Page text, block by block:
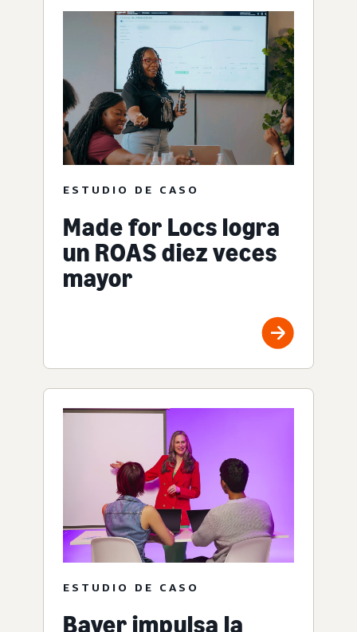
ESTUDIO DE CASO
Made for Locs logra
un ROAS diez veces
mayor
ESTUDIO DE CASO
Bayer impulsa la